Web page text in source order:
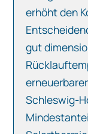
erhöht den
gut